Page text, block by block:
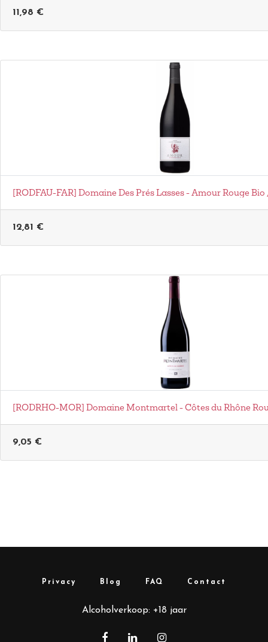
11,98 €
[RODFAU-FAR] Domaine Des Prés Lasses - Amour Rouge
12,81 €
[RODRHO-MOR] Domaine Montmartel - Côtes du Rhône
9,05 €
Privacy Blog FAQ Contact
Alcoholverkoop: +18 jaar